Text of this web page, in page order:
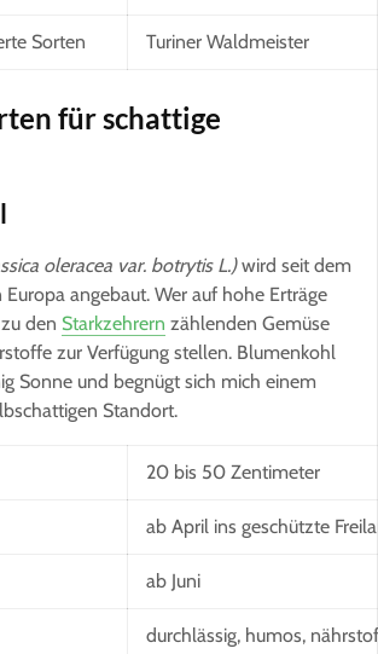
Sorten Turiner Waldmeister
für schattige
oleracea var. botrytis L.)wird seit dem
Europa angebaut. Wer auf hohe Erträge
den Starkzehrern zählenden Gemüse
zur Verfügung stellen. Blumenkohl
Sonne und begnügt sich mich einem
Standort.
20 bis 50 Zentimeter
ab April ins geschützte
ab Juni
durchlässig, humos,